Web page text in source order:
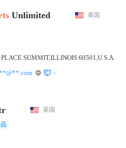
Unlimited 美国
SUMMIT,ILLINOIS 60501,U.S.A.
-
美国